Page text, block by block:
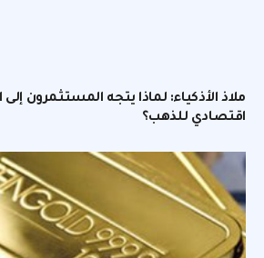
ملاذ الأذكياء: لماذا يتجه المستثمرون
اقتصادي للذهب؟